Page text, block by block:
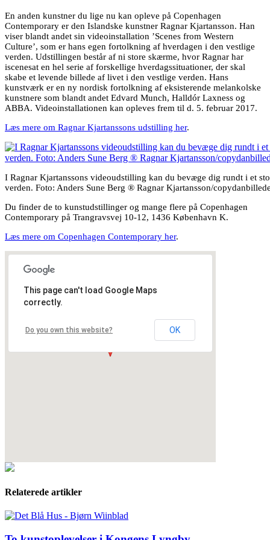
En anden kunstner du lige nu kan opleve på Copenhagen
Contemporary er den Islandske kunstner Ragnar Kjartansson. Han
viser blandt andet sin videoinstallation ’Scenes from Western
Culture’, som er hans egen fortolkning af hverdagen i den vestlige
verden. Udstillingen består af ni store skærme, hvor Ragnar har
iscenesat en hel serie af forskellige hverdagssituationer, der skal
skabe et levende billede af livet i den vestlige verden. Hans
kunstværk er en ny nordisk fortolkning af eksisterende melankolske
kunstnere som blandt andet Edvard Munch, Halldór Laxness og
ABBA. Videoinstallationen kan opleves frem til d. 5. februar 2017.
Læs mere om Ragnar Kjartanssons udstilling her.
I Ragnar Kjartanssons videoudstilling kan du bevæge dig rundt i et
verden. Foto: Anders Sune Berg ® Ragnar Kjartansson/
Du finder de to kunstudstillinger og mange flere på Copenhagen
Contemporary på Trangravsvej 10-12, 1436 København K.
Læs mere om Copenhagen Contemporary her.
This page can't load Google Maps
correctly.
Do you own this website? OK
Relaterede artikler